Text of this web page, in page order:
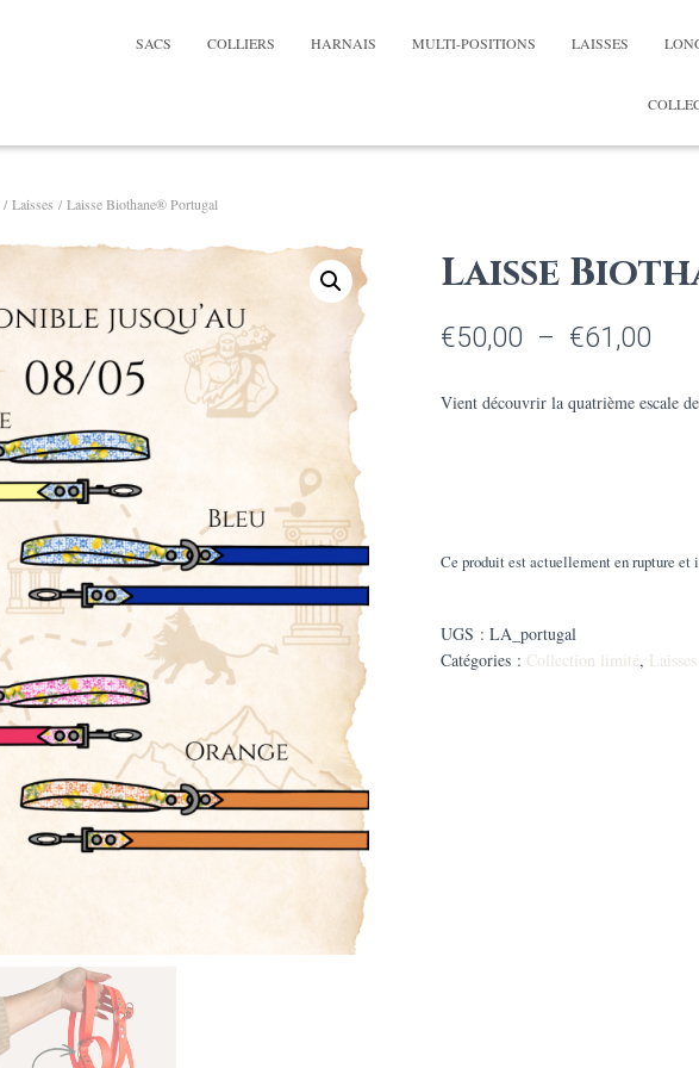
SACS COLLIERS HARNAIS MULTI-POSITIONS LAISSES
/Laisses / Laisse Biothane® Portugal
Laisse
€50,00 – €61,00
Vient découvrir la quatrième escale
Ce produit est actuellement en rupture et
UGS : LA_portugal
Catégories : Collection limité, Laisses